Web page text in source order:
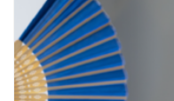
mantenere …